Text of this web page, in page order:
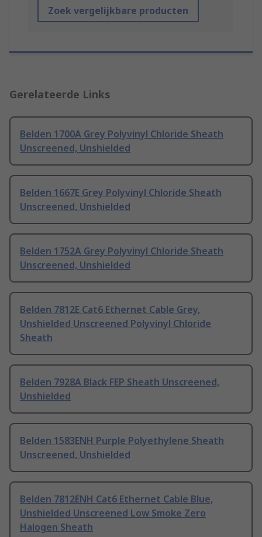
Zoek vergelijkbare producten
Gerelateerde Links
Belden 1700A Grey Polyvinyl Chloride Sheath
Unscreened, Unshielded
Belden 1667E Grey Polyvinyl Chloride Sheath
Unscreened, Unshielded
Belden 1752A Grey Polyvinyl Chloride Sheath
Unscreened, Unshielded
Belden 7812E Cat6 Ethernet Cable Grey,
Unshielded Unscreened Polyvinyl Chloride
Sheath
Belden 7928A Black FEP Sheath Unscreened,
Unshielded
Belden 1583ENH Purple Polyethylene Sheath
Unscreened, Unshielded
Belden 7812ENH Cat6 Ethernet Cable Blue,
Unshielded Unscreened Low Smoke Zero
Halogen Sheath